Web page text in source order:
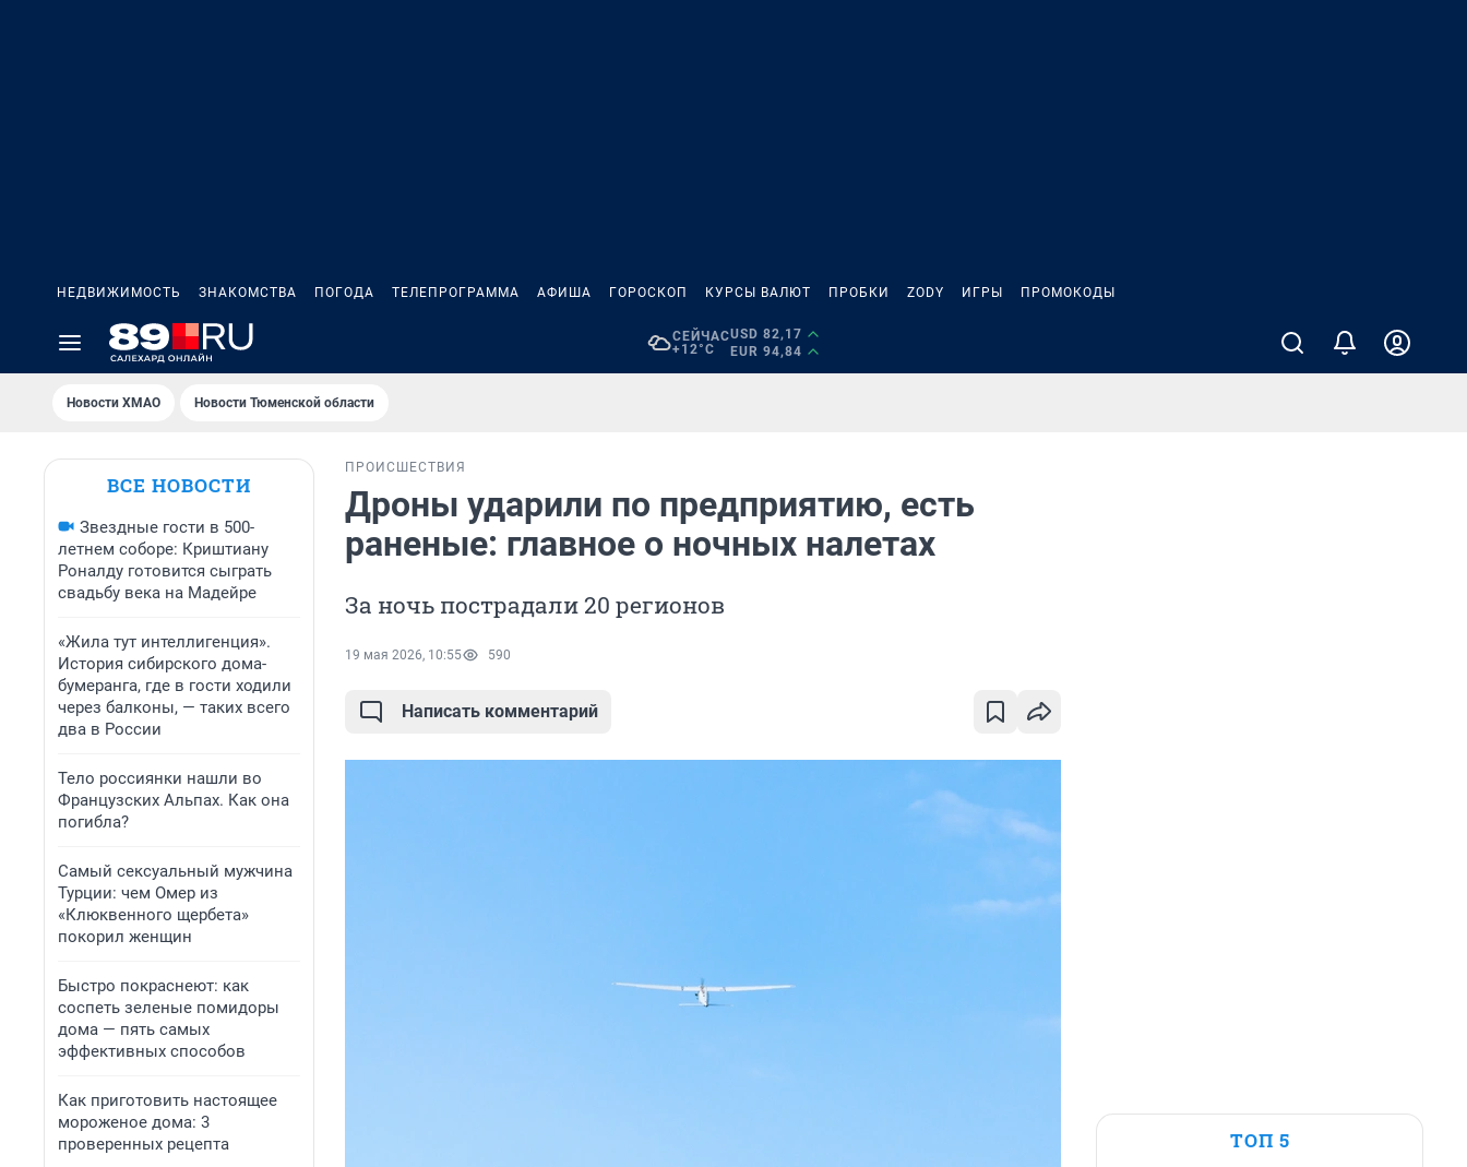
НЕДВИЖИМОСТЬ ЗНАКОМСТВА ПОГОДА ТЕЛЕПРОГРАММА АФИША ГОРОСКОП КУРСЫ ВАЛЮТ ПРОБКИ ZODY ИГРЫ ПРОМОКОДЫ
СЕЙЧАС
+12°C
USD 82,17
EUR 94,84
Новости ХМАО Новости Тюменской области
ВСЕ НОВОСТИ
Звездные гости в 500-
летнем соборе: Криштиану
Роналду готовится сыграть
свадьбу века на Мадейре
«Жила тут интеллигенция».
История сибирского дома-
бумеранга, где в гости ходили
через балконы, — таких всего
два в России
Тело россиянки нашли во
Французских Альпах. Как она
погибла?
Самый сексуальный мужчина
Турции: чем Омер из
«Клюквенного щербета»
покорил женщин
Быстро покраснеют: как
соспеть зеленые помидоры
дома — пять самых
эффективных способов
Как приготовить настоящее
мороженое дома: 3
проверенных рецепта
ПРОИСШЕСТВИЯ
Дроны ударили по предприятию, есть
раненые: главное о ночных налетах
За ночь пострадали 20 регионов
19 мая 2026, 10:55 590
Написать комментарий
ТОП 5